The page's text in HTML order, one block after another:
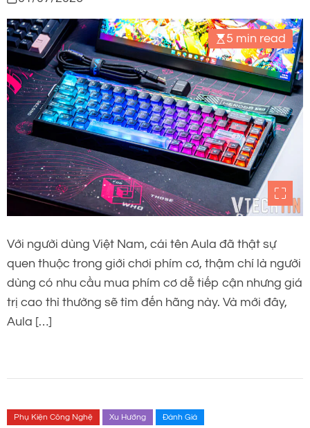
5 min read
Với người dùng Việt Nam, cái tên Aula đã thật sự
quen thuộc trong giới chơi phím cơ, thậm chí là người
dùng có nhu cầu mua phím cơ dễ tiếp cận nhưng giá
trị cao thì thường sẽ tìm đến hãng này. Và mới đây,
Aula […]
Phụ Kiện Công Nghệ Xu Hướng Đánh Giá